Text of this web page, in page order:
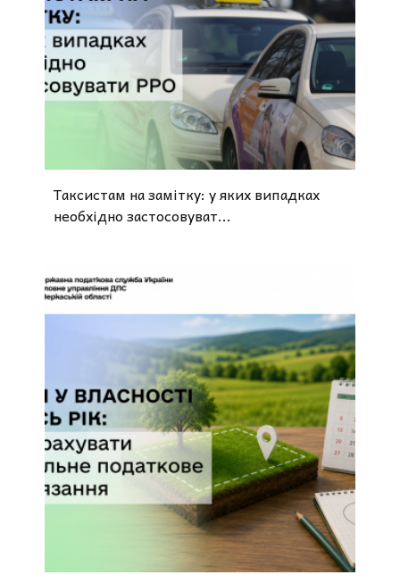
Таксистам на замітку: у яких випадках
необхідно застосовуват...